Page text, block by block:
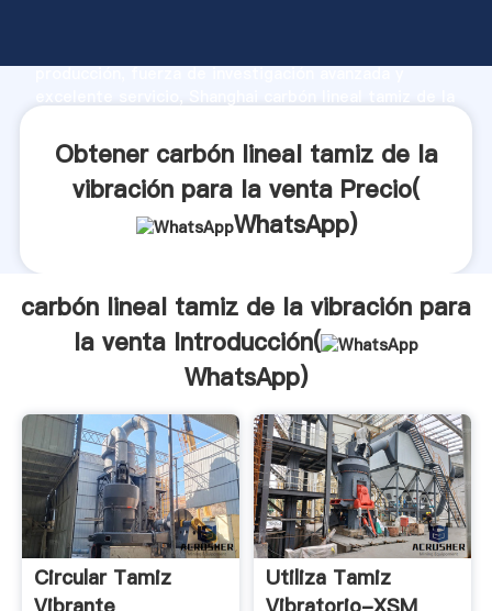
producción, fuerza de investigación avanzada y
aporta valores a todos los clientes.
Obtener carbón lineal tamiz de la
vibración para la venta Precio(
WhatsApp)
carbón lineal tamiz de la vibración para
la venta Introducción(
WhatsApp)
Circular Tamiz
Utiliza Tamiz